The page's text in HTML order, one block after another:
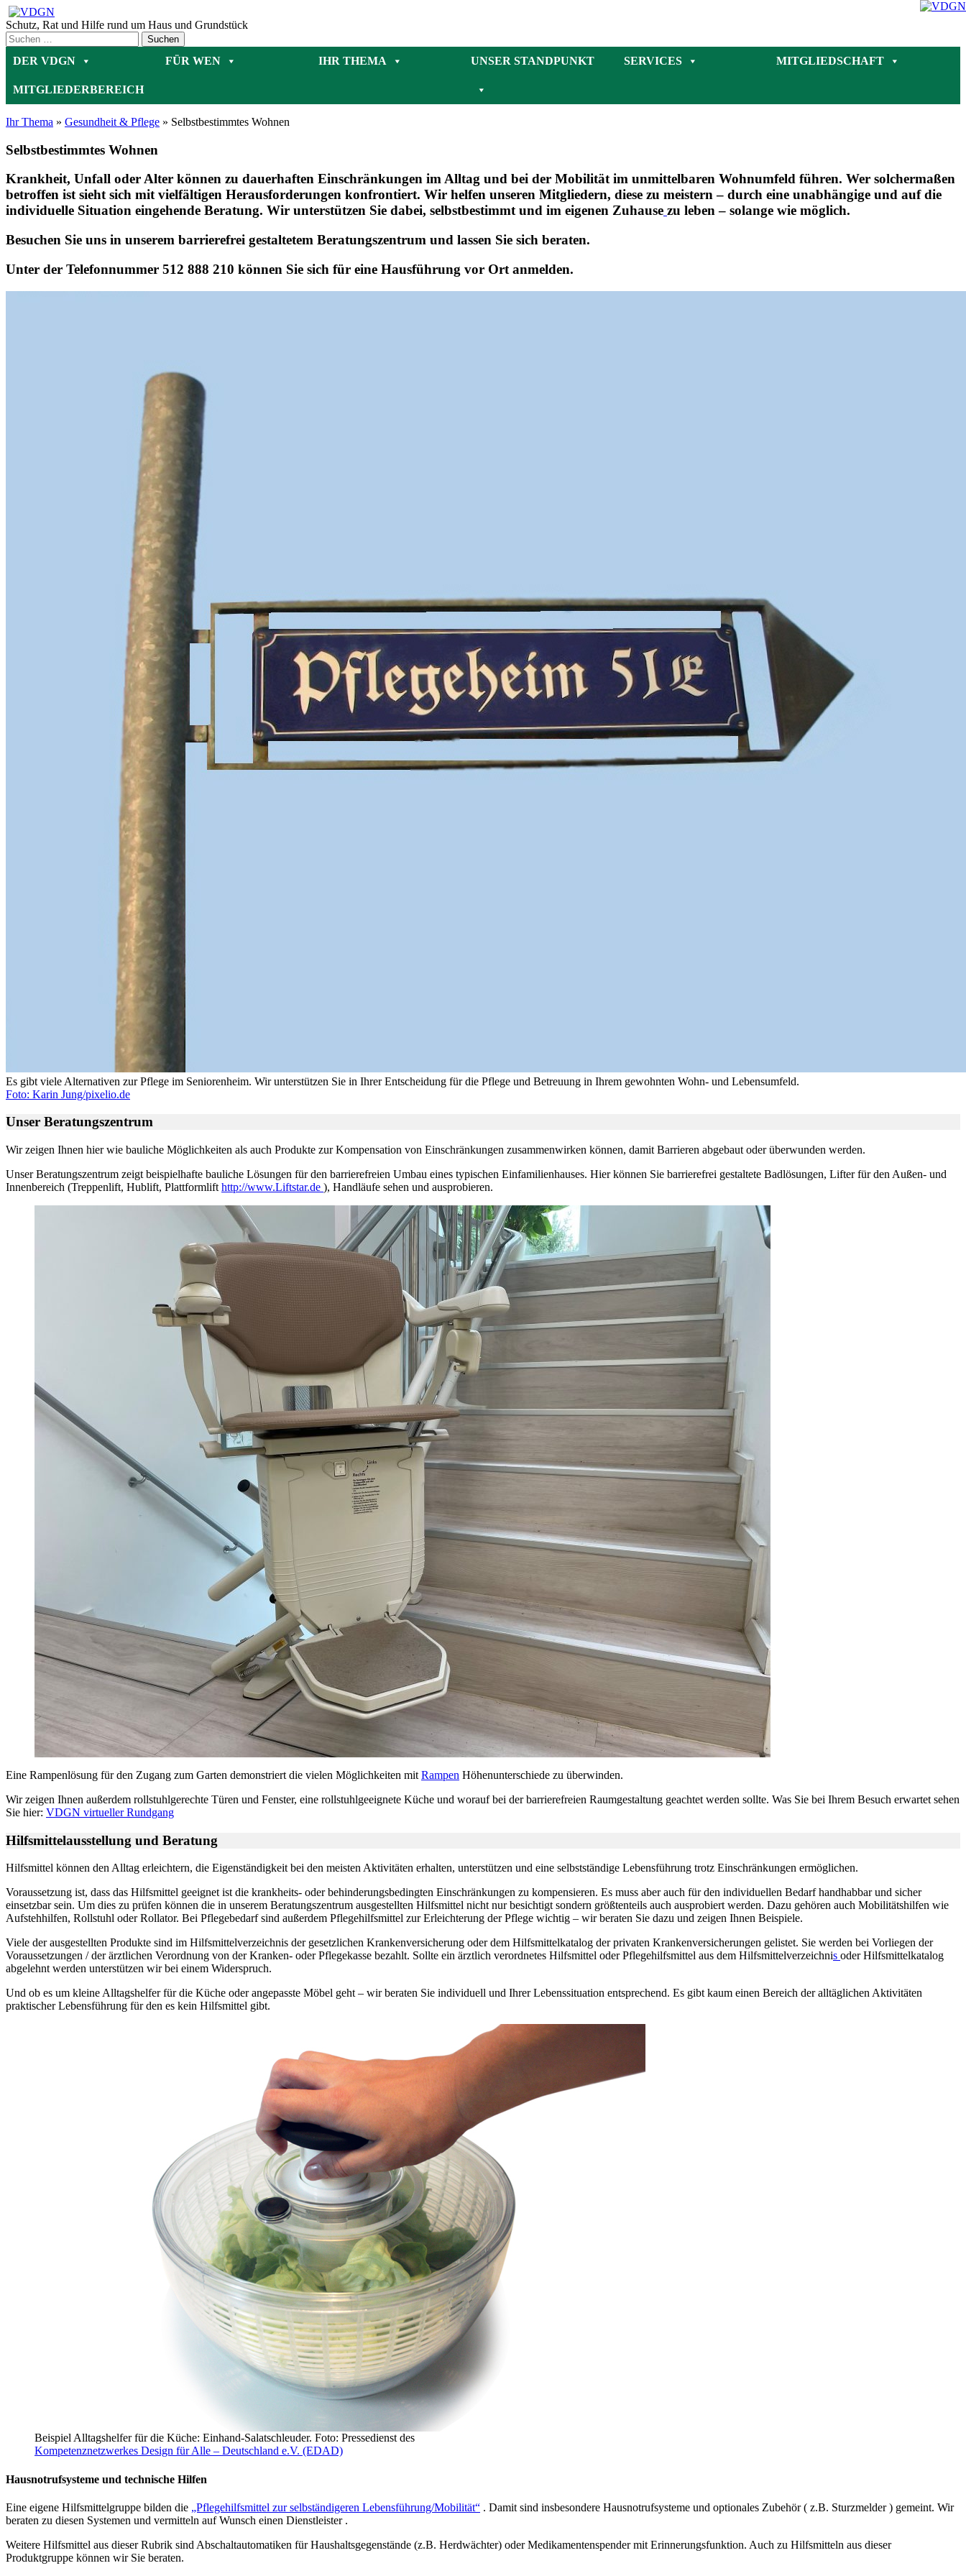
Zum
Inhalt
springen
Schutz, Rat und Hilfe rund um Haus und Grundstück
DER VDGN FÜR WEN IHR THEMA UNSER STANDPUNKT SERVICES MITGLIEDSCHAFT
MITGLIEDERBEREICH
Ihr Thema » Gesundheit & Pflege » Selbstbestimmtes Wohnen
Selbstbestimmtes Wohnen
Krankheit, Unfall oder Alter können zu dauerhaften Einschränkungen im Alltag und bei der Mobilität im unmittelbaren Wohnumfeld führen. Wer solchermaßen
betroffen ist sieht sich mit vielfältigen Herausforderungen konfrontiert. Wir helfen unseren Mitgliedern, diese zu meistern – durch eine unabhängige und auf die
individuelle Situation eingehende Beratung. Wir unterstützen Sie dabei, selbstbestimmt und im eigenen Zuhause zu leben – solange wie möglich.
Besuchen Sie uns in unserem barrierefrei gestaltetem Beratungszentrum und lassen Sie sich beraten.
Unter der Telefonnummer 512 888 210 können Sie sich für eine Hausführung vor Ort anmelden.
Es gibt viele Alternativen zur Pflege im Seniorenheim. Wir unterstützen Sie in Ihrer Entscheidung für die Pflege und Betreuung in Ihrem gewohnten Wohn- und Lebensumfeld.
Foto: Karin Jung/pixelio.de
Unser Beratungszentrum
Wir zeigen Ihnen hier wie bauliche Möglichkeiten als auch Produkte zur Kompensation von Einschränkungen zusammenwirken können, damit Barrieren abgebaut oder überwunden werden.
Unser Beratungszentrum zeigt beispielhafte bauliche Lösungen für den barrierefreien Umbau eines typischen Einfamilienhauses. Hier können Sie barrierefrei gestaltete Badlösungen, Lifter für den Außen- und
Innenbereich (Treppenlift, Hublift, Plattformlift http://www.Liftstar.de ), Handläufe sehen und ausprobieren.
Eine Rampenlösung für den Zugang zum Garten demonstriert die vielen Möglichkeiten mit Rampen Höhenunterschiede zu überwinden.
Wir zeigen Ihnen außerdem rollstuhlgerechte Türen und Fenster, eine rollstuhlgeeignete Küche und worauf bei der barrierefreien Raumgestaltung geachtet werden sollte. Was Sie bei Ihrem Besuch erwartet sehen
Sie hier: VDGN virtueller Rundgang
Hilfsmittelausstellung und Beratung
Hilfsmittel können den Alltag erleichtern, die Eigenständigkeit bei den meisten Aktivitäten erhalten, unterstützen und eine selbstständige Lebensführung trotz Einschränkungen ermöglichen.
Voraussetzung ist, dass das Hilfsmittel geeignet ist die krankheits- oder behinderungsbedingten Einschränkungen zu kompensieren. Es muss aber auch für den individuellen Bedarf handhabbar und sicher
einsetzbar sein. Um dies zu prüfen können die in unserem Beratungszentrum ausgestellten Hilfsmittel nicht nur besichtigt sondern größtenteils auch ausprobiert werden. Dazu gehören auch Mobilitätshilfen wie
Aufstehhilfen, Rollstuhl oder Rollator. Bei Pflegebedarf sind außerdem Pflegehilfsmittel zur Erleichterung der Pflege wichtig – wir beraten Sie dazu und zeigen Ihnen Beispiele.
Viele der ausgestellten Produkte sind im Hilfsmittelverzeichnis der gesetzlichen Krankenversicherung oder dem Hilfsmittelkatalog der privaten Krankenversicherungen gelistet. Sie werden bei Vorliegen der
Voraussetzungen / der ärztlichen Verordnung von der Kranken- oder Pflegekasse bezahlt. Sollte ein ärztlich verordnetes Hilfsmittel oder Pflegehilfsmittel aus dem Hilfsmittelverzeichnis oder Hilfsmittelkatalog
abgelehnt werden unterstützen wir bei einem Widerspruch.
Und ob es um kleine Alltagshelfer für die Küche oder angepasste Möbel geht – wir beraten Sie individuell und Ihrer Lebenssituation entsprechend. Es gibt kaum einen Bereich der alltäglichen Aktivitäten
praktischer Lebensführung für den es kein Hilfsmittel gibt.
Beispiel Alltagshelfer für die Küche: Einhand-Salatschleuder. Foto: Pressedienst des
Kompetenznetzwerkes Design für Alle – Deutschland e.V. (EDAD)
Hausnotrufsysteme und technische Hilfen
Eine eigene Hilfsmittelgruppe bilden die „Pflegehilfsmittel zur selbständigeren Lebensführung/Mobilität“ . Damit sind insbesondere Hausnotrufsysteme und optionales Zubehör ( z.B. Sturzmelder ) gemeint. Wir
beraten zu diesen Systemen und vermitteln auf Wunsch einen Dienstleister .
Weitere Hilfsmittel aus dieser Rubrik sind Abschaltautomatiken für Haushaltsgegenstände (z.B. Herdwächter) oder Medikamentenspender mit Erinnerungsfunktion. Auch zu Hilfsmitteln aus dieser
Produktgruppe können wir Sie beraten.